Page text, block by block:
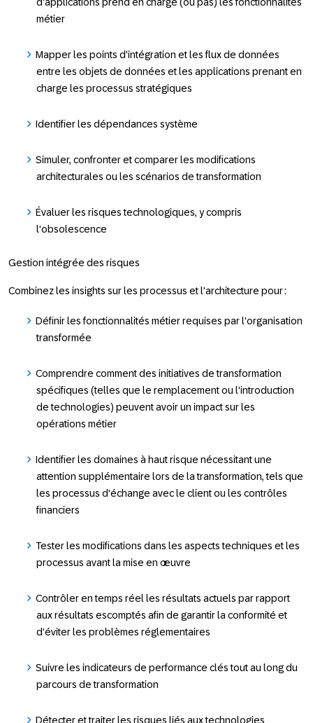
d'applications prend en charge (ou pas) les fonctionnalités
métier
Mapper les points d'intégration et les flux de données
entre les objets de données et les applications prenant en
charge les processus stratégiques
Identifier les dépendances système
Simuler, confronter et comparer les modifications
architecturales ou les scénarios de transformation
Évaluer les risques technologiques, y compris
l'obsolescence
Gestion intégrée des risques
Combinez les insights sur les processus et l'architecture pour :
Définir les fonctionnalités métier requises par l'organisation
transformée
Comprendre comment des initiatives de transformation
spécifiques (telles que le remplacement ou l'introduction
de technologies) peuvent avoir un impact sur les
opérations métier
Identifier les domaines à haut risque nécessitant une
attention supplémentaire lors de la transformation, tels que
les processus d'échange avec le client ou les contrôles
financiers
Tester les modifications dans les aspects techniques et les
processus avant la mise en œuvre
Contrôler en temps réel les résultats actuels par rapport
aux résultats escomptés afin de garantir la conformité et
d'éviter les problèmes réglementaires
Suivre les indicateurs de performance clés tout au long du
parcours de transformation
Détecter et traiter les risques liés aux technologies